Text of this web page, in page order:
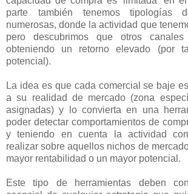
parte también tenemos tipologías
numerosas, donde la actividad que
pero descubrimos que otros
obteniendo un retorno elevado (por
potencial).
La idea es que cada comercial se baje
a su realidad de mercado (zona
asignadas) y lo convierta en una
poder detectar comportamientos de
y teniendo en cuenta la actividad
realizar sobre aquellos nichos de
mayor rentabilidad o un mayor potencial.
Este tipo de herramientas deben